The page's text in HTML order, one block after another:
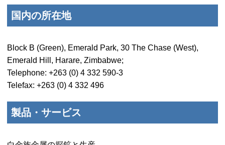
国内の所在地
Block B (Green), Emerald Park, 30 The Chase (West),
Emerald Hill, Harare, Zimbabwe;
Telephone: +263 (0) 4 332 590-3
Telefax: +263 (0) 4 332 496
製品・サービス